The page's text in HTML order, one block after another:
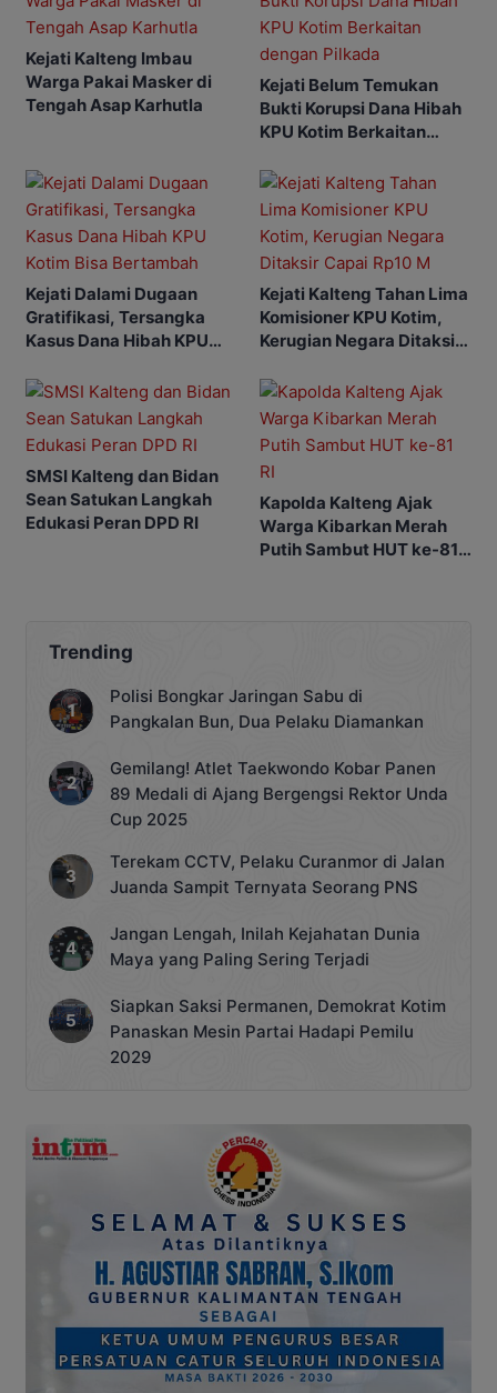
Kejati Kalteng Imbau
Warga Pakai Masker di
Tengah Asap Karhutla
Kejati Belum Temukan
Bukti Korupsi Dana Hibah
KPU Kotim Berkaitan
Kejati Dalami Dugaan
Gratifikasi, Tersangka
Kasus Dana Hibah KPU
Kejati Kalteng Tahan Lima
Komisioner KPU Kotim,
Kerugian Negara Ditaksir
SMSI Kalteng dan Bidan
Sean Satukan Langkah
Edukasi Peran DPD RI
Kapolda Kalteng Ajak
Warga Kibarkan Merah
Putih Sambut HUT ke-81
Trending
Polisi Bongkar Jaringan Sabu di
Pangkalan Bun, Dua Pelaku Diamankan
Gemilang! Atlet Taekwondo Kobar Panen
89 Medali di Ajang Bergengsi Rektor Unda
Cup 2025
Terekam CCTV, Pelaku Curanmor di Jalan
Juanda Sampit Ternyata Seorang PNS
Jangan Lengah, Inilah Kejahatan Dunia
Maya yang Paling Sering Terjadi
Siapkan Saksi Permanen, Demokrat Kotim
Panaskan Mesin Partai Hadapi Pemilu
2029